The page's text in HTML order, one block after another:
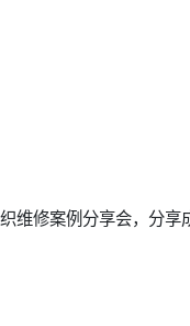
维修案例分享会，分享